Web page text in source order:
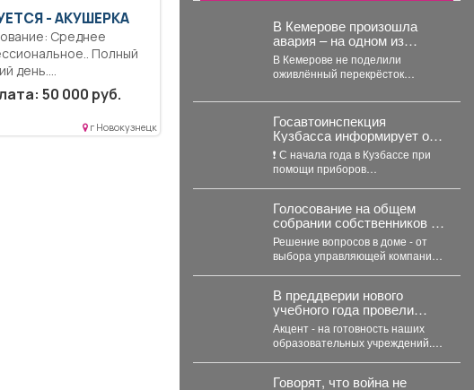
- АКУШЕРКА
Среднее
Полный
день.
денежная
молодым...
50 000 руб.
г Новокузнецк
В Кемерове произошла
авария – на одном из
самых "защищённых"
перекрёстков
В Кемерове не поделили
оживлённый перекрёсток
колесо. В понедельник,...
Госавтоинспекция
Кузбасса информирует о
появлении новых камер
автоматической фиксации
нарушений правил
дорожного движения
❗️ С начала года в Кузбассе при
помощи приборов
более...
Голосование на общем
собрании собственников -
что важно знать
Решение вопросов в доме - от
выбора управляющей компании
В преддверии нового
учебного года провели
заседание Комиссии по
чрезвычайным ситуациям и
пожарной безопасности.
Акцент - на готовность наших
образовательных учреждений.
Учреждения...
Говорят, что война не